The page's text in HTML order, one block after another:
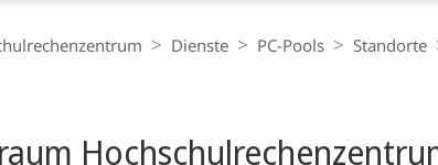
Dienste PC-Pools Standorte